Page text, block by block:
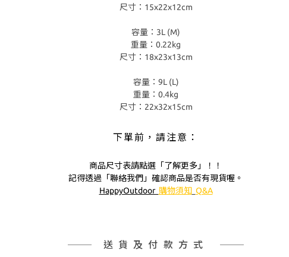
尺寸：15x22x12cm
容量：3L (M)
重量：0.22kg
尺寸：18x23x13cm
容量：9L (L)
重量：0.4kg
尺寸：22x32x15cm
下單前，請注意：
商品尺寸表請點選「了解更多」！！
記得透過「聯絡我們」確認商品是否有現貨喔。
HappyOutdoor 購物須知 Q&A
送貨及付款方式